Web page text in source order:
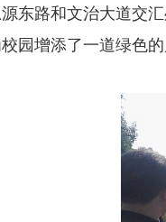
东路和文治大道交
园增添了一道绿色